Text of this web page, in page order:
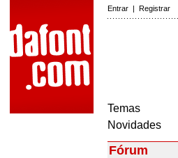
Entrar | Registrar
Temas
Novidades
Fórum